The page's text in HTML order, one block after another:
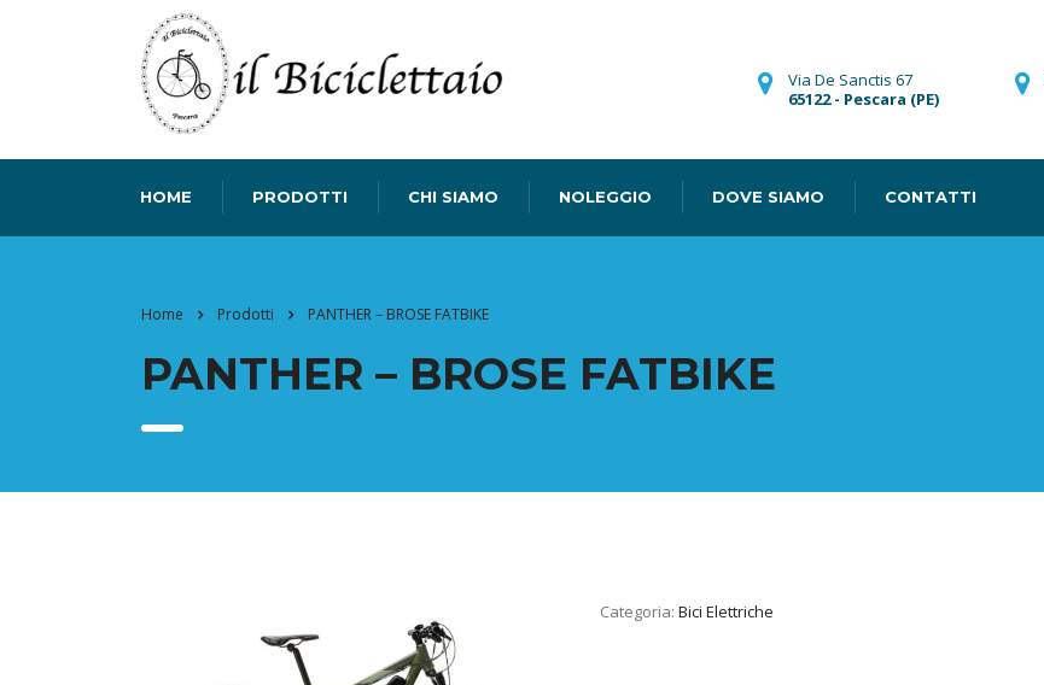
Via De Sanctis 67
65122 - Pescara (PE)
HOME PRODOTTI CHI SIAMO NOLEGGIO DOVE SIAMO CONTATTI
Home Prodotti PANTHER – BROSE FATBIKE
PANTHER – BROSE FATBIKE
Categoria: Bici Elettriche